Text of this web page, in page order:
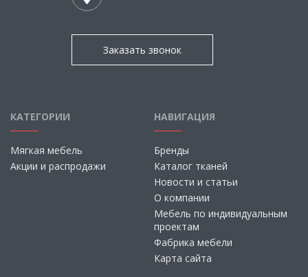
Заказать звонок
КАТЕГОРИИ
Мягкая мебель
Акции и распродажи
НАВИГАЦИЯ
Бренды
Каталог тканей
Новости и статьи
О компании
Мебель по индивидуальным
проектам
Фабрика мебели
Карта сайта